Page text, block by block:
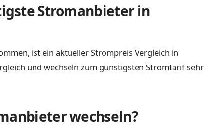
Stromanbieter in
ist ein aktueller Strompreis Vergleich in
und wechseln zum günstigsten Stromtarif sehr
wechseln?